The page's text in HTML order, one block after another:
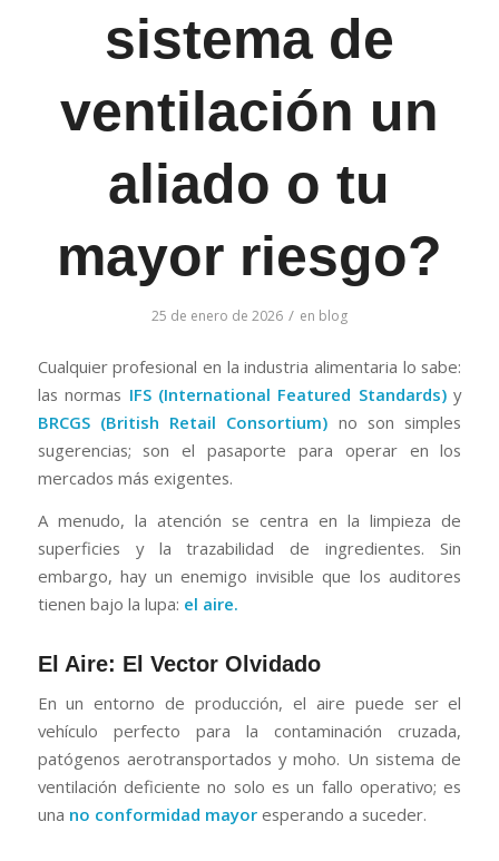
sistema de
ventilación un
aliado o tu
mayor riesgo?
25 de enero de 2026 / en blog
Cualquier profesional en la industria alimentaria lo sabe:
las normas IFS (International Featured Standards)y
BRCGS (British Retail Consortium) no son simples
sugerencias; son el pasaporte para operar en los
mercados más exigentes.
A menudo, la atención se centra en la limpieza de
superficies y la trazabilidad de ingredientes. Sin
embargo, hay un enemigo invisible que los auditores
tienen bajo la lupa: el aire.
El Aire: El Vector Olvidado
En un entorno de producción, el aire puede ser el
vehículo perfecto para la contaminación cruzada,
patógenos aerotransportados y moho. Un sistema de
ventilación deficiente no solo es un fallo operativo; es
una no conformidad mayoresperando a suceder.